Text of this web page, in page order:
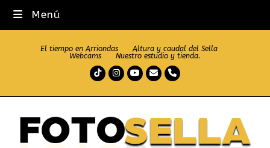
Menú
El tiempo en Arriondas
Altura y caudal del Sella
Webcams
Nuestro estudio y tienda.
TiktokInstagram
Youtube
CorreoTeléfono